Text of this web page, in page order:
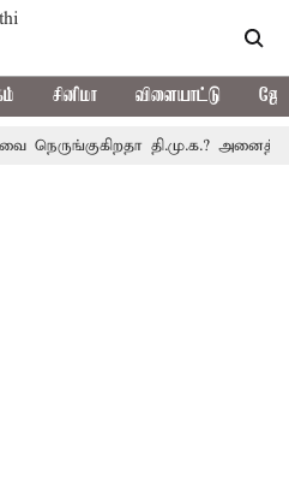
சினிமா விளையாட்டு
தி.மு.க.?